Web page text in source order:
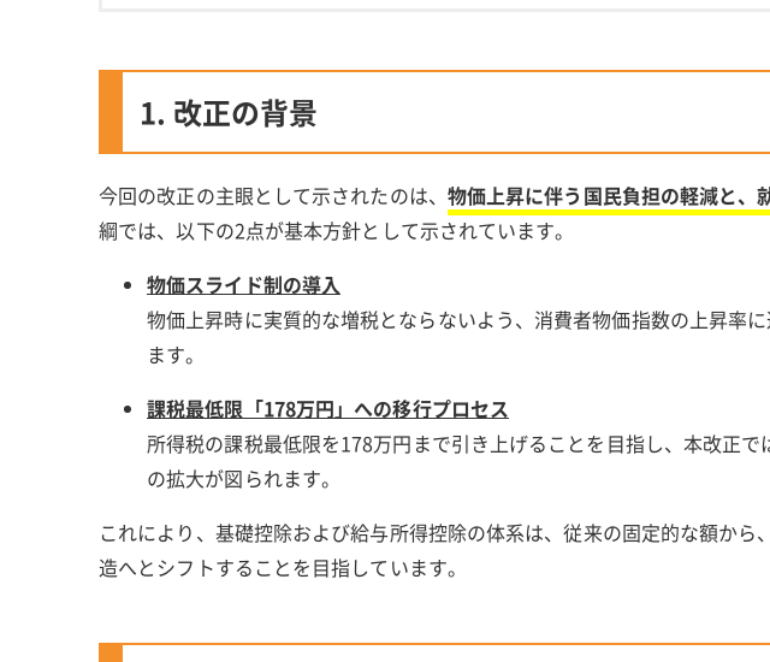
1. 改正の背景
今回の改正の主眼として示されたのは、 物価上昇に伴う国民負担の軽減と、
綱では、以下の2点が基本方針として示されています。
物価スライド制の導入
物価上昇時に実質的な増税とならないよう、消費者物価指数の上昇率
ます。
課税最低限「178万円」への移行プロセス
所得税の課税最低限を178万円まで引き上げることを目指し、本改正
の拡大が図られます。
これにより、基礎控除および給与所得控除の体系は、従来の固定的な額か
造へとシフトすることを目指しています。